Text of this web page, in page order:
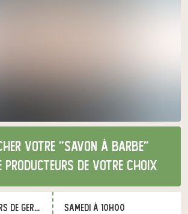
votre "savon à barbe"
producteurs de votre choix
Les petits paniers de Germaine
samedi à 10h00